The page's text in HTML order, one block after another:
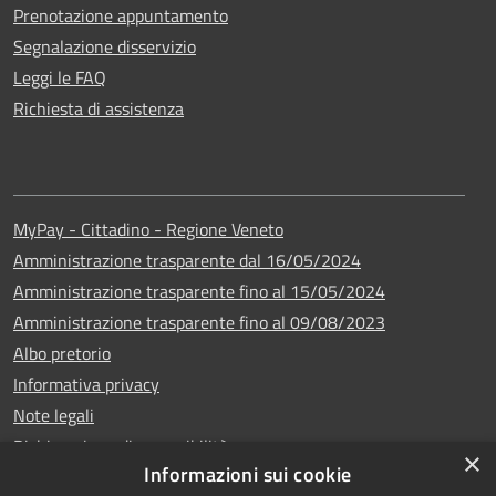
Prenotazione appuntamento
Segnalazione disservizio
Leggi le FAQ
Richiesta di assistenza
MyPay - Cittadino - Regione Veneto
Amministrazione trasparente dal 16/05/2024
Amministrazione trasparente fino al 15/05/2024
Amministrazione trasparente fino al 09/08/2023
Albo pretorio
Informativa privacy
Note legali
Dichiarazione di accessibilità
×
Informazioni sui cookie